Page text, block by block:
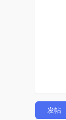
发帖